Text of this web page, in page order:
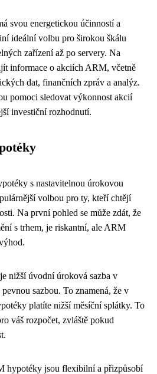
svou energetickou účinností a
ideální volbu pro širokou škálu
zařízení až po servery. Na
informace o akciích ARM, včetně
dat, finančních zpráv a analýz.
pomoci sledovat výkonnost akcií
investiční rozhodnutí.
s nastavitelnou úrokovou
volbou pro ty, kteří chtějí
Na první pohled se může zdát, že
s trhem, je riskantní, ale ARM
nižší úvodní úroková sazba v
sazbou. To znamená, že v
platíte nižší měsíční splátky. To
váš rozpočet, zvláště pokud
hypotéky jsou flexibilní a přizpůsobí